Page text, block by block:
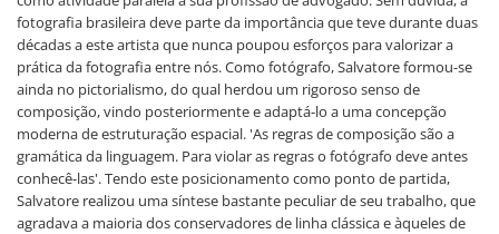
fotografia brasileira deve parte da importância que teve durante duas
décadas a este artista que nunca poupou esforços para valorizar a
prática da fotografia entre nós. Como fotógrafo, Salvatore formou-se
ainda no pictorialismo, do qual herdou um rigoroso senso de
composição, vindo posteriormente e adaptá-lo a uma concepção
moderna de estruturação espacial. 'As regras de composição são a
gramática da linguagem. Para violar as regras o fotógrafo deve antes
conhecê-las'. Tendo este posicionamento como ponto de partida,
Salvatore realizou uma síntese bastante peculiar de seu trabalho, que
agradava a maioria dos conservadores de linha clássica e àqueles de